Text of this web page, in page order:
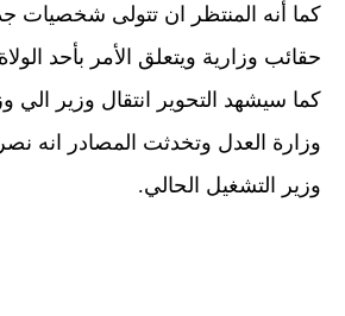
كما أنه المنتظر ان تتولى شخصيات
حقائب وزارية ويتعلق الأمر بأحد
كما سيشهد التحوير انتقال وزير الي
وزارة العدل وتخدثت المصادر انه
وزير التشغيل الحالي.